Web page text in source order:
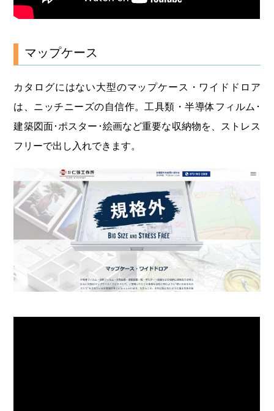
マップケース
カタログにはない大型のマップケース・ワイドドロア
は、ニッチニーズの自信作。工具類・半導体フィルム･
建築図面･ポスター･絵画など重要な収納物を、ストレス
フリーで出し入れできます。